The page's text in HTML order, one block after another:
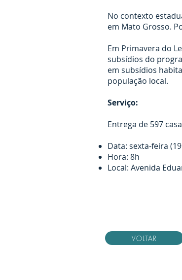
No contexto
em Mato Grosso.
Em Primavera do
subsídios do
em subsídios
população local.
Serviço:
Entrega de 597
Data: sexta-feira
Hora: 8h
Local: Avenida
VOLTAR